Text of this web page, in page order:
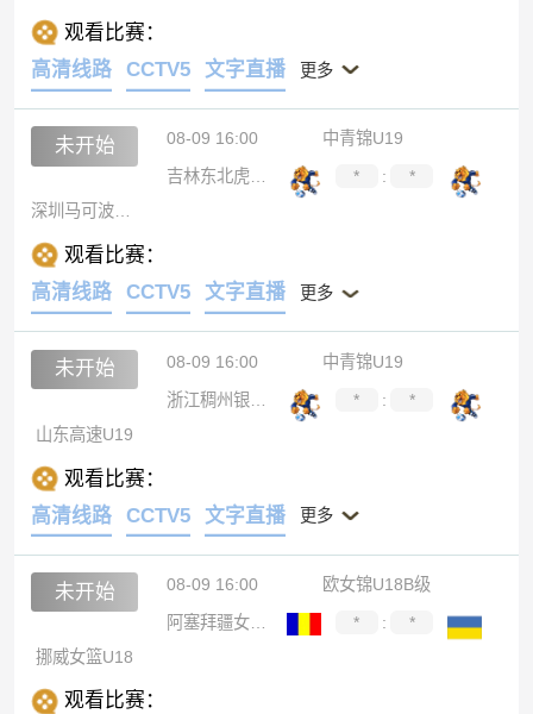
观看比赛：
高清线路
CCTV5 文字直播 更多
未开始 08-09 16:00
中青锦U19
吉林东北虎U19
* :
*
深圳马可波罗U19
观看比赛：
高清线路
CCTV5 文字直播 更多
未开始 08-09 16:00
中青锦U19
浙江稠州银行U19
* :
*
山东高速U19
观看比赛：
高清线路
CCTV5 文字直播 更多
未开始 08-09 16:00
欧女锦U18B级
阿塞拜疆女篮U18
* :
*
挪威女篮U18
观看比赛：